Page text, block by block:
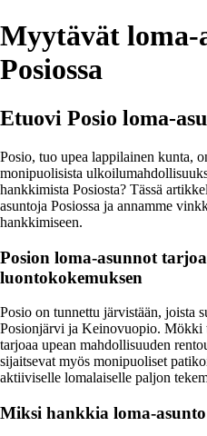
Myytävät loma-
Posiossa
Etuovi Posio loma-
Posio, tuo upea lappilainen kunta,
monipuolisista
hankkimista Posiosta? Tässä
asuntoja Posiossa ja annamme
hankkimiseen.
Posion loma-asunnot
luontokokemuksen
Posio on tunnettu järvistään, joista
Posionjärvi ja Keinovuopio. Mökki
tarjoaa upean mahdollisuuden
sijaitsevat myös monipuoliset
aktiiviselle lomalaiselle paljon
Miksi hankkia loma-asunto